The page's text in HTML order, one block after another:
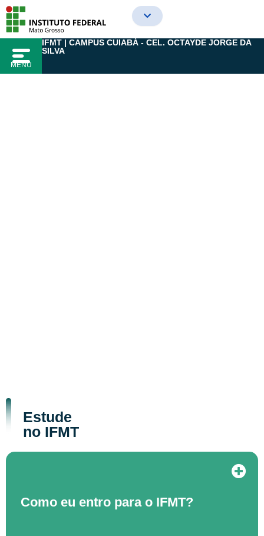
para
conteúdo
MENU
IFMT | CAMPUS CUIABÁ - CEL. OCTAYDE JORGE DA
SILVA
Estude
no IFMT
Como eu entro para o IFMT?